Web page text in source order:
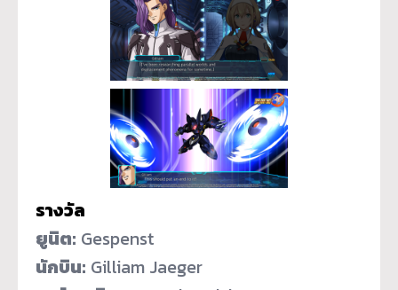
รางวัล
ยูนิต: Gespenst
นักบิน: Gilliam Jaeger